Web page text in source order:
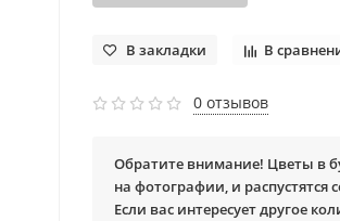
В закладки В
0 отзывов
Обратите внимание! Цветы в
на фотографии, и распустятся
Если вас интересует другое